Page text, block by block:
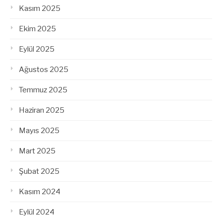
Kasım 2025
Ekim 2025
Eylül 2025
Ağustos 2025
Temmuz 2025
Haziran 2025
Mayıs 2025
Mart 2025
Şubat 2025
Kasım 2024
Eylül 2024